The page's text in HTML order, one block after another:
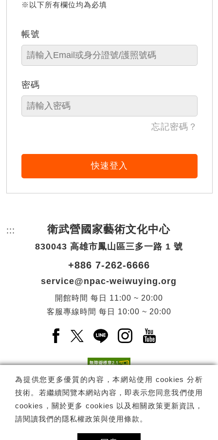
※以下所有欄位均為必填
帳號
密碼
忘記密碼？
快速登入
為提供您更多優質的內容，本網站使用 cookies 分析
技術。若繼續閱覽本網站內容，即表示您同意我們使用
cookies，關於更多 cookies 以及相關政策更新資訊，
請閱讀我們的隱私權政策與使用條款 。
::: 頁尾網站資訊。
衛武營國家藝術文化中心
830043 高雄市鳳山區三多一路 1 號
+886 7-262-6666
service@npac-weiwuying.org
開館時間 每日
11:00 ~ 20:00
客服專線時間 每日 10:00 ~ 20:00
Facebook(另開新視窗)
X(另開新視窗)
LINE(另開新視窗)
Instagram(另開新視
YouTube(另開
電子報訂閱 訂閱
Copyright © 國家表演藝術中心 -衛武營國家藝術文化中心